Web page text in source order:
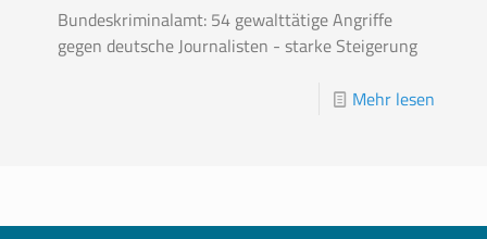
Bundeskriminalamt: 54 gewalttätige Angriffe
gegen deutsche Journalisten - starke Steigerung
Mehr lesen